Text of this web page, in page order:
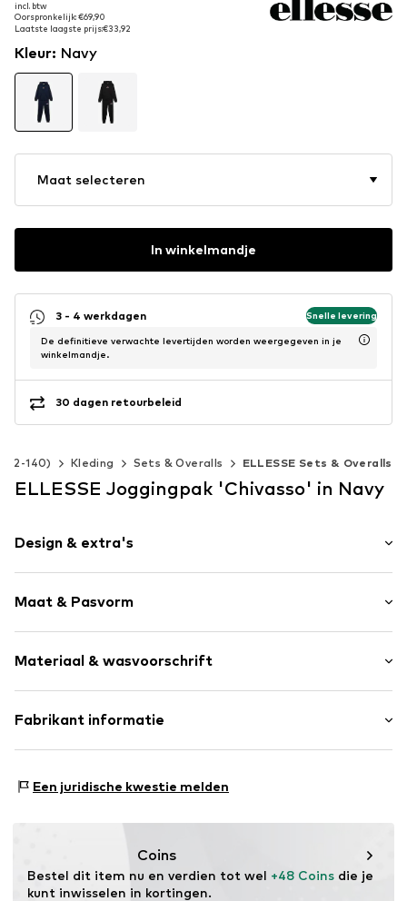
incl. btw
Oorspronkelijk: €69,90
Laatste laagste prijs:€33,92
incl. btw
Oorspronkelijk: €69,90
Laatste laagste prijs:€33,92
Kleur: Navy
Maat selecteren
In winkelmandje
3 - 4 werkdagen Snelle levering
De definitieve verwachte levertijden worden weergegeven in je
winkelmandje.
30 dagen retourbeleid
92-140) Kleding Sets & Overalls ELLESSE Sets & Overalls
ELLESSE Joggingpak 'Chivasso' in Navy
Design & extra's
Sweatstof
Rechte zoom
Geribd ceintuurtje
Voelt zacht aan
Item nr. ELS9011002000001
Maat & Pasvorm
Lengte: Lang/maxi
Materiaal & wasvoorschrift
Materiaal: 70% Katoen, 30% Polyester - PES
Fabrikant informatie
Wilhelmsstr. 118
salesgroup@focus-brands.com
Een juridische kwestie melden
Coins
Bestel dit item nu en verdien tot wel +48 Coins die je
kunt inwisselen in kortingen.